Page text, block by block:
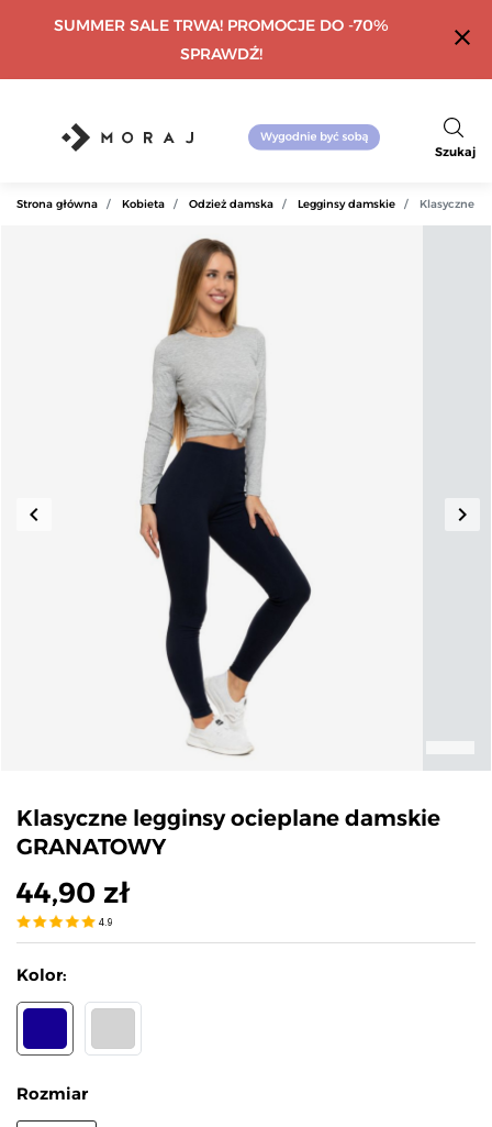
SUMMER SALE TRWA! PROMOCJE DO -70%
SPRAWDŹ!
close
Szukaj
Strona główna Kobieta Odzież damska Legginsy damskie Klasyczne
Poprzedni
keyboard_arrow_left keyboard_arrow_right
Klasyczne legginsy ocieplane damskie
GRANATOWY
44,90 zł
4.9
Kolor:
Rozmiar